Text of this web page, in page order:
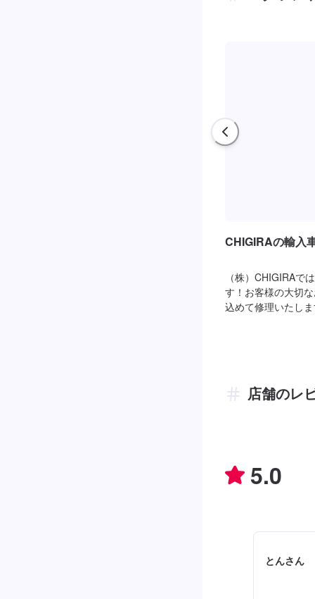
CHIGIRAの輸入
（株）CHIGIRAで
す！お客様の大切
込めて修理いたし
店舗のレ
5.0
とんさん